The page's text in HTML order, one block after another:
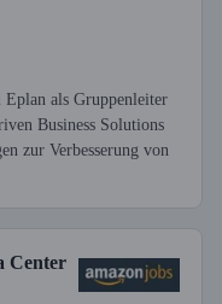
Eplan als Gruppenleiter
Business Solutions
zur Verbesserung von
Center